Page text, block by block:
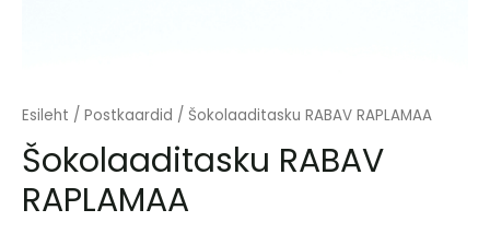
Esileht / Postkaardid / Šokolaaditasku RABAV RAPLAMAA
Šokolaaditasku RABAV
RAPLAMAA